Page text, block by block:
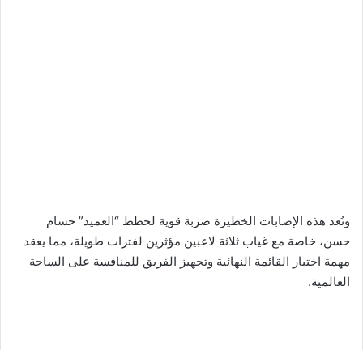
وتُعد هذه الإصابات الخطيرة ضربة قوية لخطط “العميد” حسام
حسن، خاصة مع غياب ثلاثة لاعبين مؤثرين لفترات طويلة، مما يعقد
مهمة اختيار القائمة النهائية وتجهيز الفريق للمنافسة على الساحة
العالمية.